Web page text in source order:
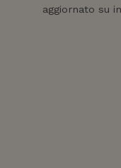
aggiornato su